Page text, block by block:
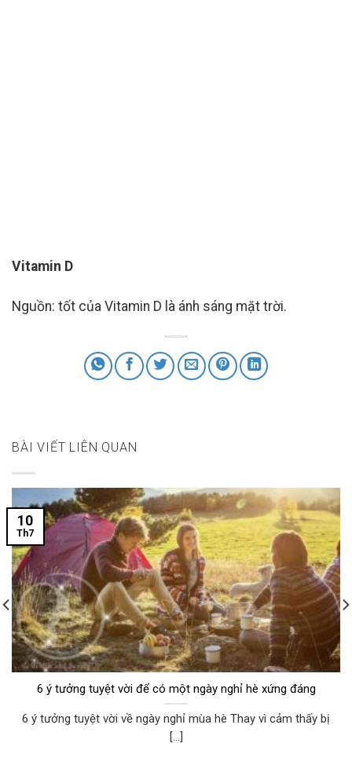
Vitamin D
Nguồn: tốt của Vitamin D là ánh sáng mặt trời.
BÀI VIẾT LIÊN QUAN
6 ý tưởng tuyệt vời để có một ngày nghỉ hè xứng đáng
6 ý tưởng tuyệt vời về ngày nghỉ mùa hè Thay vì cảm thấy bị
[...]
10
Th7